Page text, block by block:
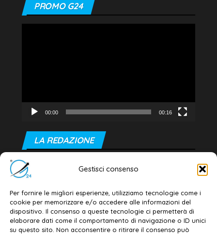
Gestisci consenso
Per fornire le migliori esperienze, utilizziamo tecnologie come i
cookie per memorizzare e/o accedere alle informazioni del
dispositivo. Il consenso a queste tecnologie ci permetterà di
elaborare dati come il comportamento di navigazione o ID unici
su questo sito. Non acconsentire o ritirare il consenso può
PROMO G24
00:00 00:16
LA REDAZIONE
Editore e direttore responsabile:
Dott. Daniele G. Masciullo
Email: redazione@galatina24.it
Contatti –Disclaimer
Privacy policy –Cookie policy